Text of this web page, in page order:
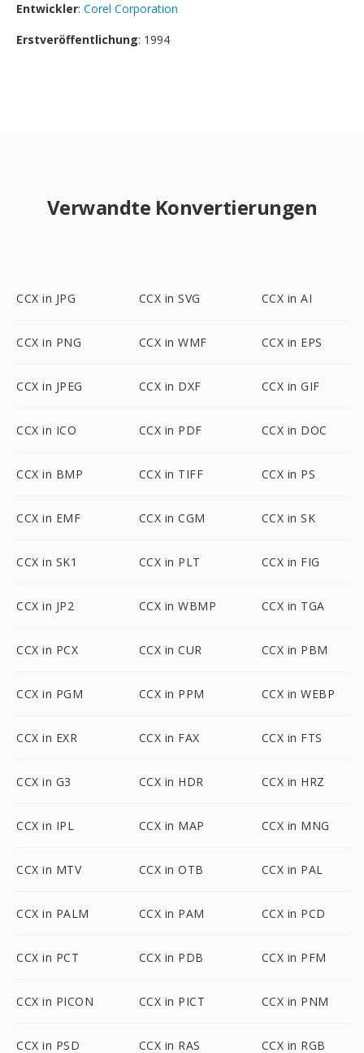
Entwickler: Corel Corporation
Erstveröffentlichung: 1994
Verwandte Konvertierungen
CCX in JPG CCX in SVG CCX in AI
CCX in PNG CCX in WMF CCX in EPS
CCX in JPEG CCX in DXF CCX in GIF
CCX in ICO CCX in PDF CCX in DOC
CCX in BMP CCX in TIFF CCX in PS
CCX in EMF CCX in CGM CCX in SK
CCX in SK1 CCX in PLT CCX in FIG
CCX in JP2 CCX in WBMP CCX in TGA
CCX in PCX CCX in CUR CCX in PBM
CCX in PGM CCX in PPM CCX in WEBP
CCX in EXR CCX in FAX CCX in FTS
CCX in G3 CCX in HDR CCX in HRZ
CCX in IPL CCX in MAP CCX in MNG
CCX in MTV CCX in OTB CCX in PAL
CCX in PALM CCX in PAM CCX in PCD
CCX in PCT CCX in PDB CCX in PFM
CCX in PICON CCX in PICT CCX in PNM
CCX in PSD CCX in RAS CCX in RGB